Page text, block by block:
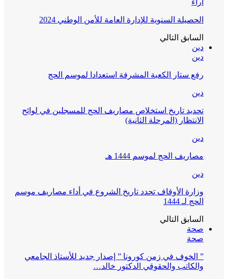
آراء
الحصيلة السنوية للإدارة العامة للأمن الوطني 2024
السابق التالي
دين
دين
رفع ستار الكعبة المشرفة استعدادا لموسم الحج
دين
تحديد تاريخ استخلاص مصاريف الحج للمسجلين في لوائح
الانتظار (المرحلة الثانية)
دين
مصاريف الحج لموسم 1444 هـ
دين
وزارة الأوقاف تحدد تاريخ الشروع في أداء مصاريف موسم
الحج لـ 1444
السابق التالي
صحة
صحة
” الخوف في زمن كورونا ” إصدار جديد للأستاذ الجامعي
والكاتب والحقوقي الدكتور خالد…